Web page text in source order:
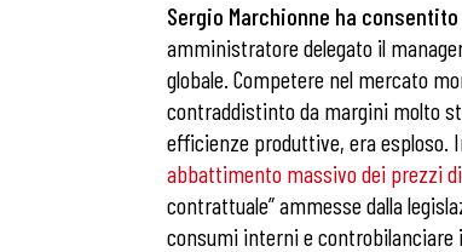
Sergio Marchionne ha
amministratore delegato il
globale. Competere nel mercato
contraddistinto da margini molto
efficienze produttive, era esploso.
abbattimento massivo dei prezzi
contrattuale” ammesse dalla
consumi interni e controbilanciare